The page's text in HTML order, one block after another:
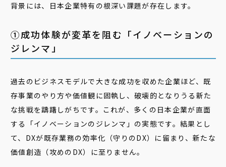
背景には、日本企業特有の根深い課題が存在します。
①成功体験が変革を阻む「イノベーションの
ジレンマ」
過去のビジネスモデルで大きな成功を収めた企業ほど、既
存事業のやり方や価値観に固執し、破壊的となりうる新た
な挑戦を躊躇しがちです。これが、多くの日本企業が直面
する「イノベーションのジレンマ」の実態です。結果とし
て、DXが既存業務の効率化（守りのDX）に留まり、新たな
価値創造（攻めのDX）に至りません。